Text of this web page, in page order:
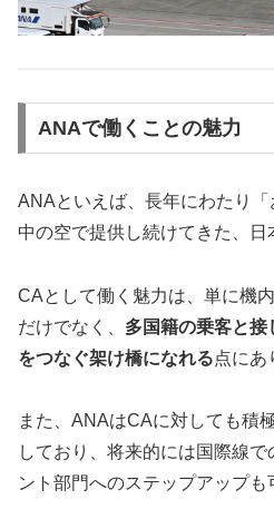
ANAで働くことの魅力
ANAといえば、長年にわたり
中の空で提供し続けてきた、日
CAとして働く魅力は、単に機
だけでなく、 多国籍の乗客と接
をつなぐ架け橋になれる点にあ
また、ANAはCAに対しても積
しており、将来的には国際線
ント部門へのステップアップも